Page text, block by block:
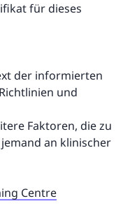
für dieses
der informierten
und
Faktoren, die zu
an klinischer
Centre